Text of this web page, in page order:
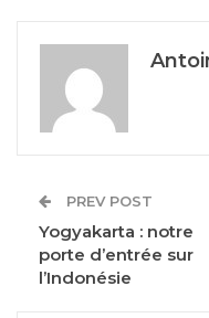
PREV POST
Yogyakarta : notre
porte d’entrée sur
l’Indonésie